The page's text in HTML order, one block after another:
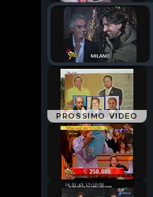
PROSSIMO VIDEO